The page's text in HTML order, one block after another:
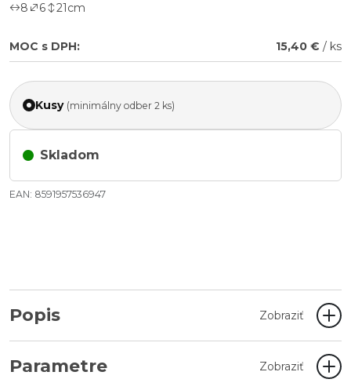
8 6 21cm
MOC s DPH: 15,40 € / ks
Kusy (minimálny odber 2 ks)
Skladom
EAN: 8591957536947
Popis Zobraziť
Parametre Zobraziť